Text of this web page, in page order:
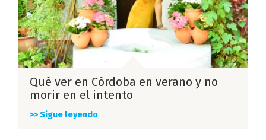
Qué ver en Córdoba en verano y no
morir en el intento
>> Sigue leyendo